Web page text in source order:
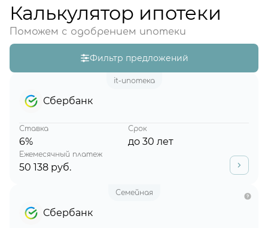
Калькулятор ипотеки
Поможем с одобрением ипотеки
Фильтр предложений
it-ипотека
Сбербанк
Ставка
6%
Срок
до 30 лет
Ежемесячный платеж
50 138 руб.
Семейная
Сбербанк